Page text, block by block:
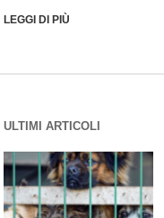
LEGGI DI PIÙ
ULTIMI ARTICOLI